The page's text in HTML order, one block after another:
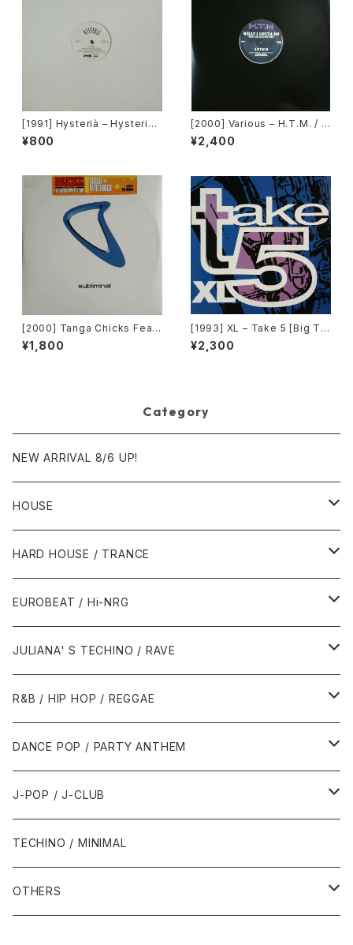
[1991] Hysterià – Hysteria
(There's No Reason To Be
Disturbed) [T.A.O.B. Danc
¥800
[2000] Various – H.T.M. / B
ack To "Disco" Request 0
0.00.13 [Avex Trax]
¥2,400
[2000] Tanga Chicks Featu
ring Dimitri & Tom – Brasil
Over Zurich [Subliminal][2
¥1,800
[1993] XL – Take 5 [Big Ti
me International]
¥2,300
Category
NEW ARRIVAL 8/6 UP!
HOUSE
1980年代
1987年・以前
1988年
1990年代
1990年
1991年
1995年
1996年
2000年代
2000年
2001年
2005年
2010年代
2010年
2011年
HARD HOUSE / TRANCE
1990年代
1994年・以前
1995年
1999年
2000年代
2000年
2001年
2005年
EUROBEAT / Hi-NRG
1980年代
1986年・以前
1987年
1990年代
1990年
1991年
2000年代
JULIANA' S TECHINO / RAVE
1990年代
1990年
1991年
2000年代
2000年
2001年
R&B / HIP HOP / REGGAE
1980年代
1985年・以前
1986年
1990年代
1990年
1991年
2000年代
2000年
DANCE POP / PARTY ANTHEM
1980年代
1988年・以前
1989年
1990年代
1990年
2000年代
J-POP / J-CLUB
1980年代
1990年代
TECHINO / MINIMAL
OTHERS